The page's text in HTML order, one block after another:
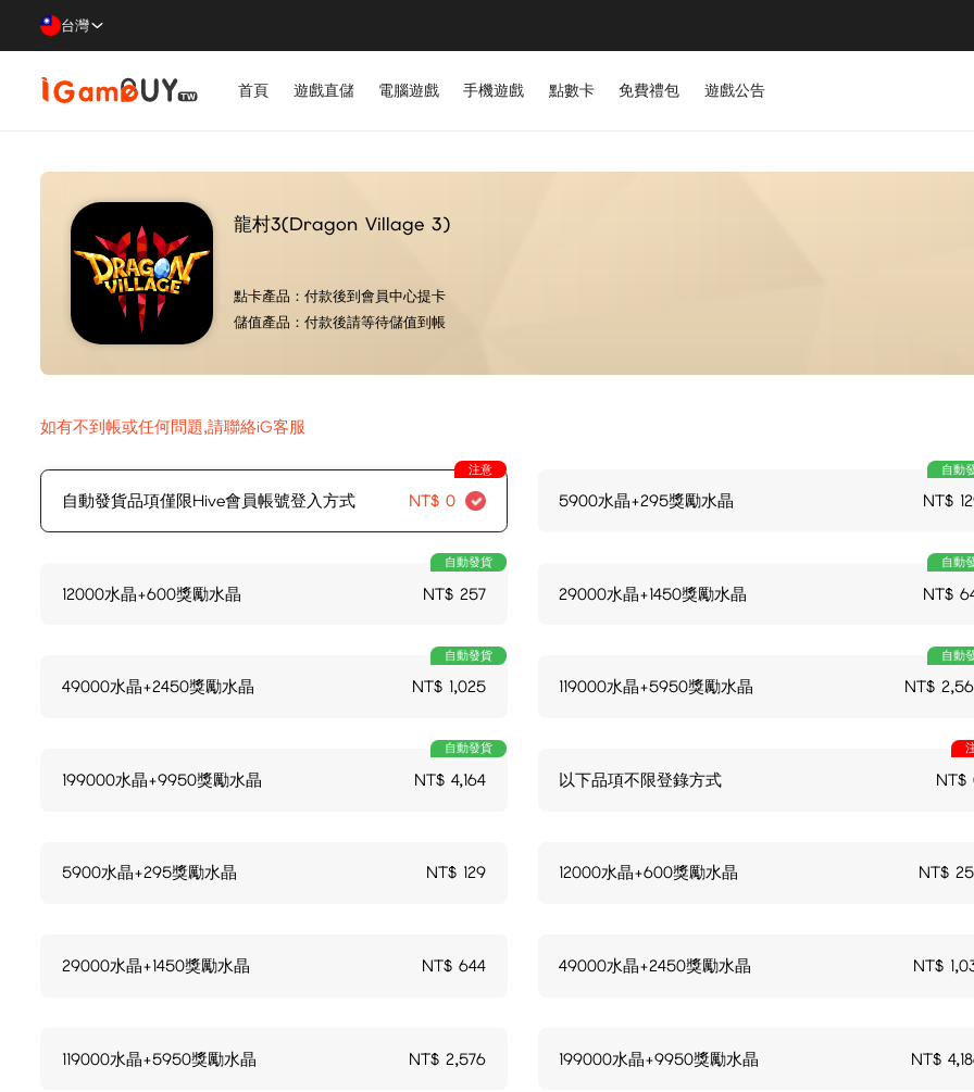
台灣
首頁 遊戲直儲 電腦遊戲 手機遊戲 點數卡 免費禮包 遊戲公告
龍村3(Dragon Village 3)
點卡產品： 付款後到會員中心提卡
儲值產品： 付款後請等待儲值到帳
如有不到帳或任何問題,請聯絡iG客服
自動發貨品項僅限Hive會員帳號登入方式 NT$ 0
注意
5900水晶+295獎勵水晶 NT$
自動
12000水晶+600獎勵水晶 NT$ 257
自動發貨
29000水晶+1450獎勵水晶 NT$
自動
49000水晶+2450獎勵水晶 NT$ 1,025
自動發貨
119000水晶+5950獎勵水晶 NT$
自動
199000水晶+9950獎勵水晶 NT$ 4,164
自動發貨
以下品項不限登錄方式 NT$
5900水晶+295獎勵水晶 NT$ 129 12000水晶+600獎勵水晶 NT$
29000水晶+1450獎勵水晶 NT$ 644 49000水晶+2450獎勵水晶 NT$
119000水晶+5950獎勵水晶 NT$ 2,576 199000水晶+9950獎勵水晶 NT$